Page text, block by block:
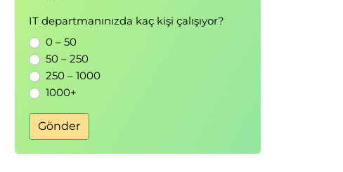
IT departmanınızda kaç kişi çalışıyor?
0 – 50
50 – 250
250 – 1000
1000+
Gönder